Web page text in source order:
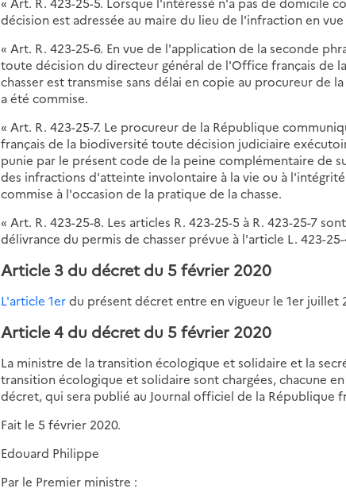
décision est adressée au maire du lieu de l'infraction en
« Art. R. 423-25-6. En vue de l'application de la seconde
toute décision du directeur général de l'Office français de
chasser est transmise sans délai en copie au procureur de
a été commise.
« Art. R. 423-25-7. Le procureur de la République
français de la biodiversité toute décision judiciaire
punie par le présent code de la peine complémentaire de
des infractions d'atteinte involontaire à la vie ou à
commise à l'occasion de la pratique de la chasse.
« Art. R. 423-25-8. Les articles R. 423-25-5 à R. 423-25-7
délivrance du permis de chasser prévue à l'article L. 423-25-
Article 3 du décret du 5 février 2020
L'article 1erdu présent décret entre en vigueur le 1er juillet
Article 4 du décret du 5 février 2020
La ministre de la transition écologique et solidaire et la
transition écologique et solidaire sont chargées, chacune
décret, qui sera publié au Journal officiel de la République
Fait le 5 février 2020.
Edouard Philippe
Par le Premier ministre :